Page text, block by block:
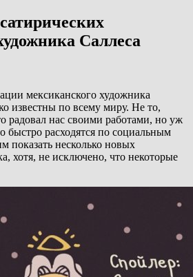
Саллеса
мексиканского художника
известны по всему миру. Не то,
радовал нас своими работами, но уж
быстро расходятся по социальным
показать несколько новых
хотя, не исключено, что некоторые